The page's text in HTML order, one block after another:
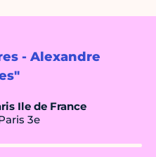
- Alexandre
Ile de France
3e